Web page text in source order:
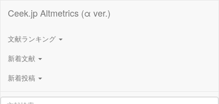
Ceek.jp Altmetrics (α ver.)
文献ランキング
新着文献
新着投稿